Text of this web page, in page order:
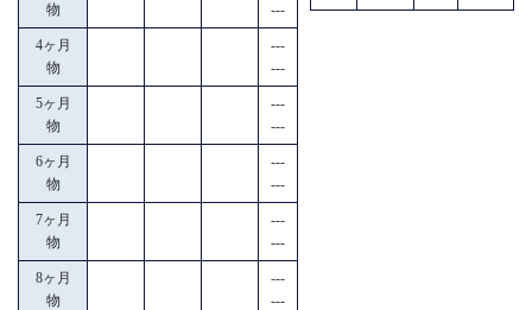
物
---
4ヶ月
物
---
---
5ヶ月
物
---
---
6ヶ月
物
---
---
7ヶ月
物
---
---
8ヶ月
物
---
---